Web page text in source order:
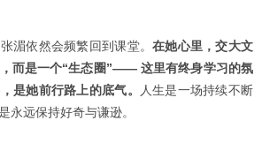
湄依然会频繁回到课堂。在她心里，交大文
而是一个“生态圈”—— 这里有终身学习的氛
是她前行路上的底气。
人生是一场持续不断
永远保持好奇与谦逊。